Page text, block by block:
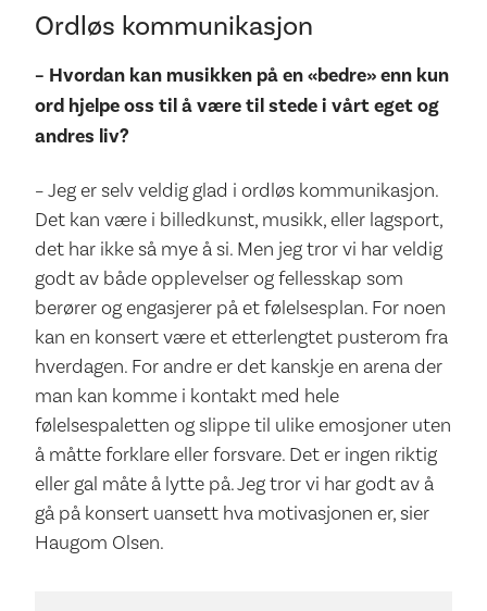
Ordløs kommunikasjon
– Hvordan kan musikken på en «bedre» enn kun
ord hjelpe oss til å være til stede i vårt eget og
andres liv?
– Jeg er selv veldig glad i ordløs kommunikasjon.
Det kan være i billedkunst, musikk, eller lagsport,
det har ikke så mye å si. Men jeg tror vi har veldig
godt av både opplevelser og fellesskap som
berører og engasjerer på et følelsesplan. For noen
kan en konsert være et etterlengtet pusterom fra
hverdagen. For andre er det kanskje en arena der
man kan komme i kontakt med hele
følelsespaletten og slippe til ulike emosjoner uten
å måtte forklare eller forsvare. Det er ingen riktig
eller gal måte å lytte på. Jeg tror vi har godt av å
gå på konsert uansett hva motivasjonen er, sier
Haugom Olsen.